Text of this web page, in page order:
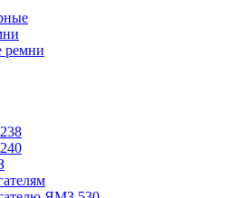
ремни